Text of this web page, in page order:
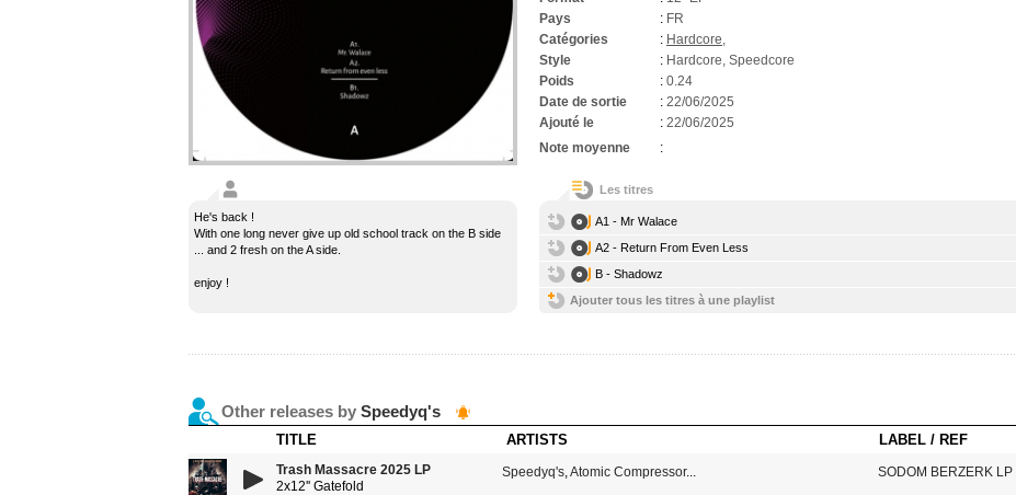
Pays
: FR
Catégories
: Hardcore,
Style
: Hardcore, Speedcore
Poids
: 0.24
Date de sortie
: 22/06/2025
Ajouté le
: 22/06/2025
Note moyenne
:
He's back !
With one long never give up old school track on the B side
... and 2 fresh on the A side.
enjoy !
Les titres
A1 - Mr Walace
A2 - Return From Even Less
B - Shadowz
Ajouter tous les titres à une playlist
Other releases by Speedyq's
TITLE ARTISTS LABEL / REF
Trash Massacre 2025 LP
2x12'' Gatefold
Speedyq's,Atomic Compressor... SODOM BERZERK LP